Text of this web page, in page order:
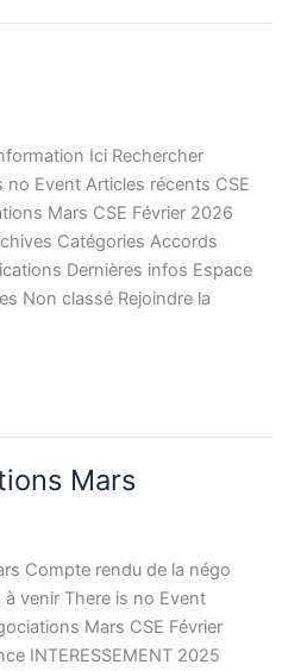
Ici Rechercher
no Event Articles récents CSE
Mars CSE Février 2026
Catégories Accords
Dernières infos Espace
Non classé Rejoindre la
Mars
Compte rendu de la négo
venir There is no Event
Mars CSE Février
INTERESSEMENT 2025